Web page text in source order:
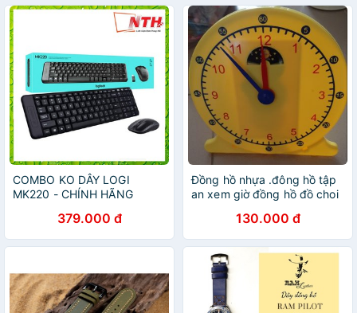
COMBO KO DÂY LOGI
MK220 - CHÍNH HÃNG
379.000 đ
Đồng hồ nhựa .đông hồ tập
an xem giờ đồng hồ đồ choi
130.000 đ